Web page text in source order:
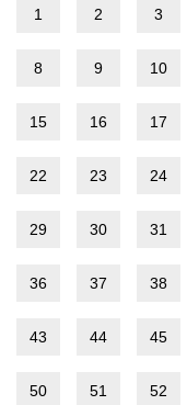
1 2 3
8 9 10
15 16 17
22 23 24
29 30 31
36 37 38
43 44 45
50 51 52